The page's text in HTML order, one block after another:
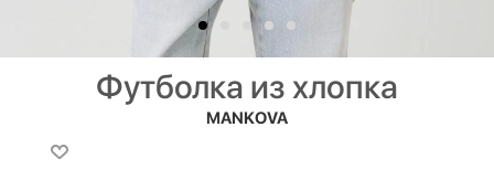
Футболка из хлопка
MANKOVA